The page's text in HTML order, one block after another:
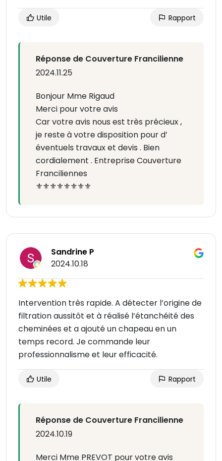
Utile Rapport
Réponse de Couverture Francilienne
2024.11.25
Bonjour Mme Rigaud
Merci pour votre avis
Car votre avis nous est très précieux ,
je reste à votre disposition pour d’
éventuels travaux et devis . Bien
cordialement . Entreprise Couverture
Franciliennes
⚜️⚜️⚜️⚜️⚜️⚜️⚜️⚜️
Sandrine P
2024.10.18
Intervention très rapide. A détecter l’origine de
filtration aussitôt et à réalisé l’étanchéité des
cheminées et a ajouté un chapeau en un
temps record. Je commande leur
professionnalisme et leur efficacité.
Utile Rapport
Réponse de Couverture Francilienne
2024.10.19
Merci Mme PREVOT pour votre avis